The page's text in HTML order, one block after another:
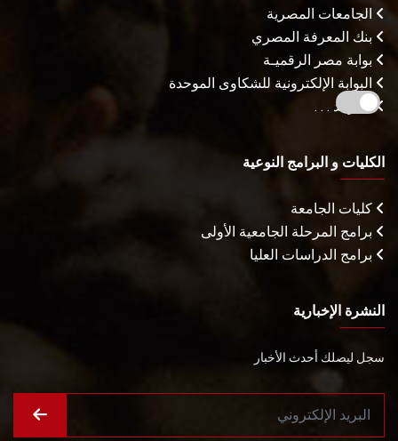
الجامعات المصرية
بنك المعرفة المصري
بوابة مصر الرقميـة
البوابة الإلكترونية للشكاوى الموحدة
المزيـد . . .
الكليات و البرامج النوعية
كليات الجامعة
برامج المرحلة الجامعية الأولى
برامج الدراسات العليا
النشرة الإخبارية
سجل ليصلك أحدث الأخبار